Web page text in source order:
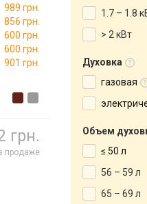
989 грн.
856 грн.
600 грн.
600 грн.
901 грн.
грн.
продаже
1.7 – 1.8
> 2 кВт
Духовка
газовая
Объем
≤ 50 л
56 – 59 л
65 – 69 л